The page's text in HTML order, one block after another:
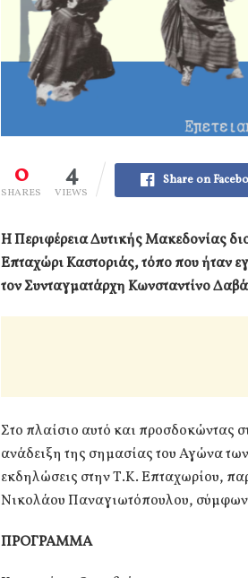
0
SHARES
4
VIEWS
Share on
Η Περιφέρεια Δυτικής Μακεδονίας
Επταχώρι Καστοριάς, τόπο που ήταν
τον Συνταγματάρχη Κωνσταντίνο
Στο πλαίσιο αυτό και προσδοκώντας
ανάδειξη της σημασίας του Αγώνα
εκδηλώσεις στην Τ.Κ. Επταχωρίου,
Νικολάου Παναγιωτόπουλου,
ΠΡΟΓΡΑΜΜΑ